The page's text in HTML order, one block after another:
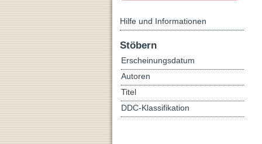
Hilfe und Informationen
Stöbern
Erscheinungsdatum
Autoren
Titel
DDC-Klassifikation